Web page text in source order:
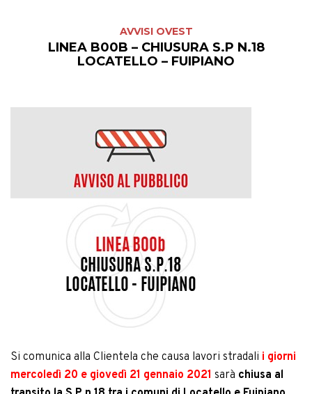
AVVISI OVEST
LINEA B00B – CHIUSURA S.P N.18
LOCATELLO – FUIPIANO
Si comunica alla Clientela che causa lavori stradali i giorni
mercoledì 20 e giovedì 21 gennaio 2021 sarà chiusa al